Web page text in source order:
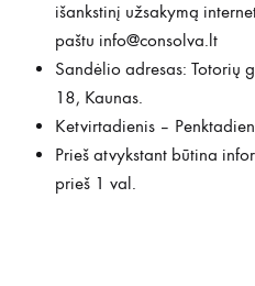
išankstinį užsakymą
paštu info@consolva.lt
Sandėlio adresas: Totorių
18, Kaunas.
Ketvirtadienis –
Prieš atvykstant būtina
prieš 1 val.